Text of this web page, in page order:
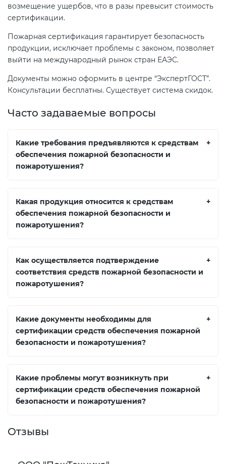
возмещение ущербов, что в разы превысит стоимость
сертификации.
Пожарная сертификация гарантирует безопасность
продукции, исключает проблемы с законом, позволяет
выйти на международный рынок стран ЕАЭС.
Документы можно оформить в центре “ЭкспертГОСТ”.
Консультации бесплатны. Существует система скидок.
Часто задаваемые вопросы
Какие требования предъявляются к средствам
обеспечения пожарной безопасности и
пожаротушения?
+
Какая продукция относится к средствам
обеспечения пожарной безопасности и
пожаротушения?
+
Как осуществляется подтверждение
соответствия средств пожарной безопасности и
пожаротушения?
+
Какие документы необходимы для
сертификации средств обеспечения пожарной
безопасности и пожаротушения?
+
Какие проблемы могут возникнуть при
сертификации средств обеспечения пожарной
безопасности и пожаротушения?
+
Отзывы